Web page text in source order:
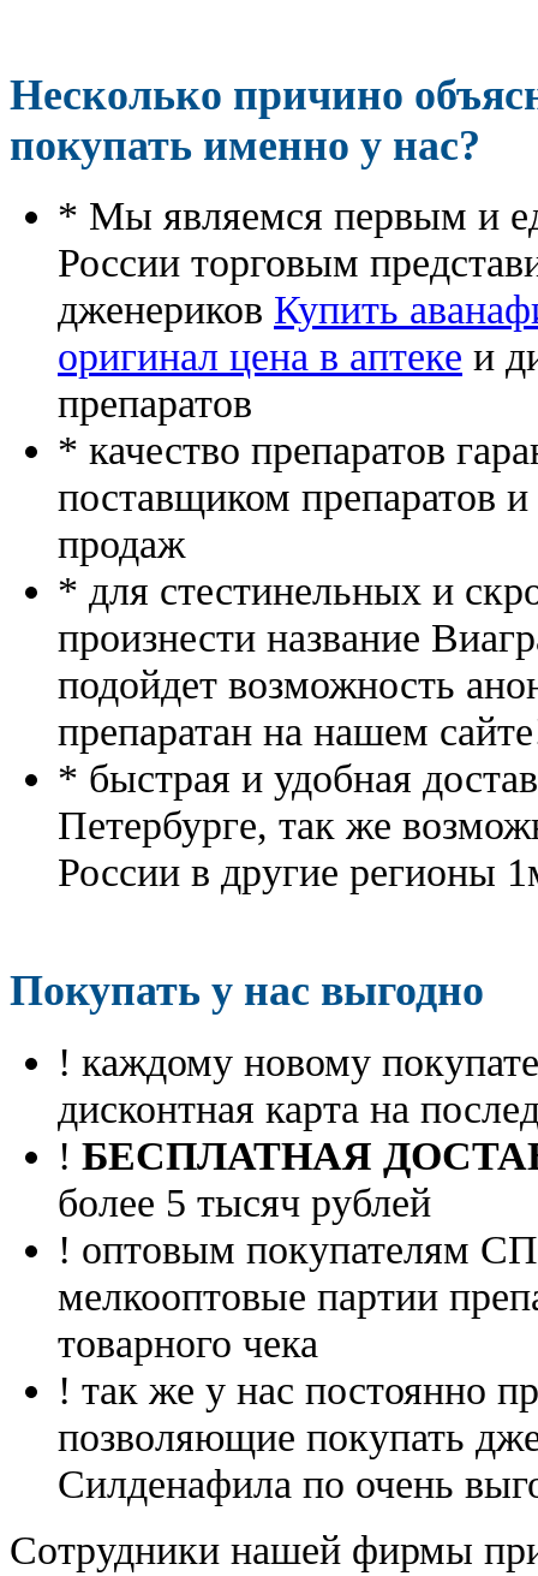
Несколько причино
покупать именно у нас?
* Мы являемся первым и
России торговым
дженериков Купить
оригинал цена в аптеке и
препаратов
* качество препаратов
поставщиком препаратов
продаж
* для стестинельных и
произнести название
подойдет возможность
препаратан на нашем
* быстрая и удобная
Петербурге, так же
России в другие регионы
Покупать у нас выгодно
! каждому новому
дисконтная карта на
! БЕСПЛАТНАЯ
более 5 тысяч рублей
! оптовым покупателям
мелкооптовые партии
товарного чека
! так же у нас постоянно
позволяющие покупать
Силденафила по очень
Cотрудники нашей фирмы